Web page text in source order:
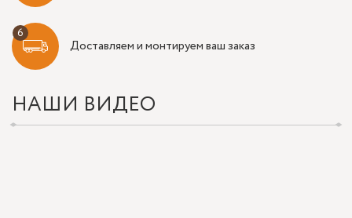
Доставляем и монтируем ваш заказ
НАШИ ВИДЕО